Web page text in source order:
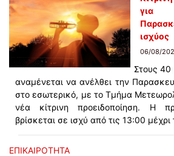
για
ισχύος
06/08/
Στους 40
αναμένεται να ανέλθει την
στο εσωτερικό, με το Τμήμα
νέα κίτρινη προειδοποίηση. Η
βρίσκεται σε ισχύ από τις 13:00 μέχρι
ΕΠΙΚΑΙΡΟΤΗΤΑ